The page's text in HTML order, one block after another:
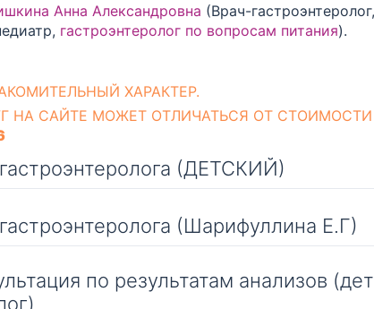
Анна Александровна (Врач-
гастроэнтеролог по вопросам питания).
ХАРАКТЕР.
НА САЙТЕ МОЖЕТ ОТЛИЧАТЬСЯ ОТ
(ДЕТСКИЙ)
(Шарифуллина Е.Г)
по результатам анализов